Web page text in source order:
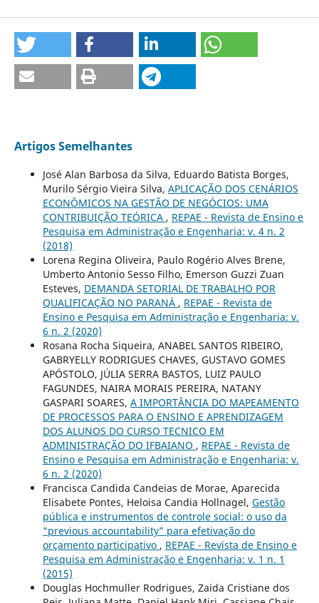
Artigos Semelhantes
José Alan Barbosa da Silva, Eduardo Batista Borges,
Murilo Sérgio Vieira Silva, APLICAÇÃO DOS CENÁRIOS
ECONÔMICOS NA GESTÃO DE NEGÓCIOS: UMA
CONTRIBUIÇÃO TEÓRICA , REPAE - Revista de Ensino e
Pesquisa em Administração e Engenharia: v. 4 n. 2
(2018)
Lorena Regina Oliveira, Paulo Rogério Alves Brene,
Umberto Antonio Sesso Filho, Emerson Guzzi Zuan
Esteves, DEMANDA SETORIAL DE TRABALHO POR
QUALIFICAÇÃO NO PARANÁ , REPAE - Revista de
Ensino e Pesquisa em Administração e Engenharia: v.
6 n. 2 (2020)
Rosana Rocha Siqueira, ANABEL SANTOS RIBEIRO,
GABRYELLY RODRIGUES CHAVES, GUSTAVO GOMES
APÓSTOLO, JÚLIA SERRA BASTOS, LUIZ PAULO
FAGUNDES, NAIRA MORAIS PEREIRA, NATANY
GASPARI SOARES, A IMPORTÂNCIA DO MAPEAMENTO
DE PROCESSOS PARA O ENSINO E APRENDIZAGEM
DOS ALUNOS DO CURSO TECNICO EM
ADMINISTRAÇÃO DO IFBAIANO , REPAE - Revista de
Ensino e Pesquisa em Administração e Engenharia: v.
6 n. 2 (2020)
Francisca Candida Candeias de Morae, Aparecida
Elisabete Pontes, Heloisa Candia Hollnagel, Gestão
pública e instrumentos de controle social: o uso da
“previous accountability” para efetivação do
orçamento participativo , REPAE - Revista de Ensino e
Pesquisa em Administração e Engenharia: v. 1 n. 1
(2015)
Douglas Hochmuller Rodrigues, Zaida Cristiane dos